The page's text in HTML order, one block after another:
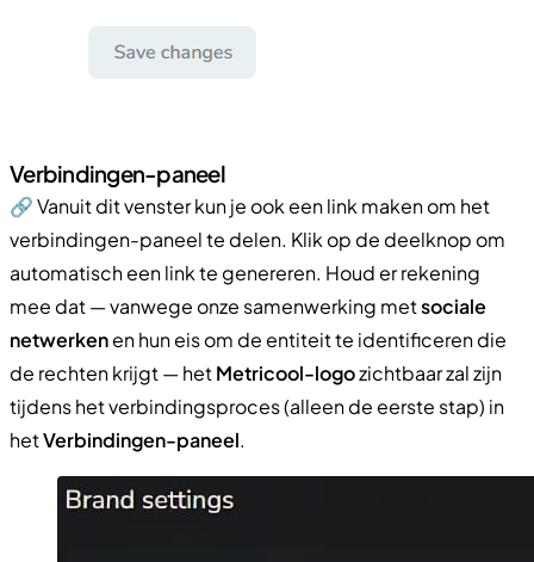
Verbindingen-paneel
🔗 Vanuit dit venster kun je ook een link maken om het
verbindingen-paneel te delen. Klik op de deelknop om
automatisch een link te genereren. Houd er rekening
mee dat — vanwege onze samenwerking metsociale
netwerkenen hun eis om de entiteit te identificeren die
de rechten krijgt — hetMetricool-logozichtbaar zal zijn
tijdens het verbindingsproces (alleen de eerste stap) in
hetVerbindingen-paneel.